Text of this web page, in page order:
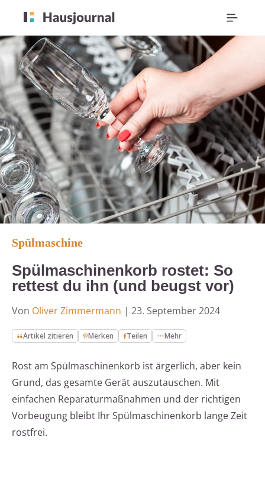
Spülmaschine
Spülmaschinenkorb rostet: So
rettest du ihn (und beugst vor)
Von Oliver Zimmermann | 23. September 2024
Artikel zitieren Merken Teilen Mehr
Rost am Spülmaschinenkorb ist ärgerlich, aber kein
Grund, das gesamte Gerät auszutauschen. Mit
einfachen Reparaturmaßnahmen und der richtigen
Vorbeugung bleibt Ihr Spülmaschinenkorb lange Zeit
rostfrei.